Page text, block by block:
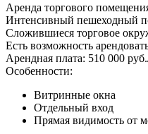
Аренда торгового
Интенсивный пешеходный
Сложившиеся торговое
Есть возможность
Арендная плата: 510 000
Особенности:
Витринные окна
Отдельный вход
Прямая видимость от